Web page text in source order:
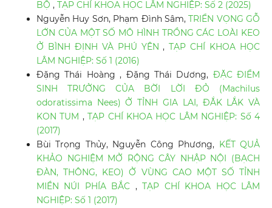
BỘ , TẠP CHÍ KHOA HỌC LÂM NGHIỆP: Số 2 (2025)
Nguyễn Huy Sơn, Phạm Đình Sâm,TRIỂN VỌNG GỖ
LỚN CỦA MỘT SỐ MÔ HÌNH TRỒNG CÁC LOÀI KEO
Ở BÌNH ĐỊNH VÀ PHÚ YÊN,TẠP CHÍ KHOA HỌC
LÂM NGHIỆP: Số 1 (2016)
Đặng Thái Hoàng , Đặng Thái Dương, ĐẶC ĐIỂM
SINH TRƯỞNG CỦA BỜI LỜI ĐỎ (Machilus
odoratissima Nees) Ở TỈNH GIA LAI, ĐẮK LẮK VÀ
KON TUM ,TẠP CHÍ KHOA HỌC LÂM NGHIỆP: Số 4
(2017)
Bùi Trọng Thủy, Nguyễn Công Phương, KẾT QUẢ
KHẢO NGHIỆM MỞ RỘNG CÂY NHẬP NỘI (BẠCH
ĐÀN, THÔNG, KEO) Ở VÙNG CAO MỘT SỐ TỈNH
MIỀN NÚI PHÍA BẮC ,TẠP CHÍ KHOA HỌC LÂM
NGHIỆP: Số 1 (2017)